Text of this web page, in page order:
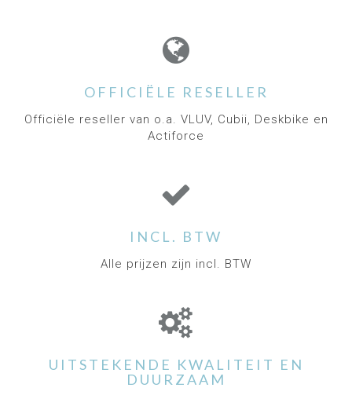
OFFICIËLE RESELLER
Officiële reseller van o.a. VLUV, Cubii, Deskbike en
Actiforce
INCL. BTW
Alle prijzen zijn incl. BTW
UITSTEKENDE KWALITEIT EN
DUURZAAM